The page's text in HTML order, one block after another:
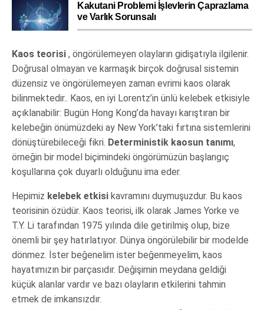
Kakutani Problemi İşlevlerin Çaprazlama
ve Varlık Sorunsalı
Kaos teorisi , öngörülemeyen olayların gidişatıyla ilgilenir.
Doğrusal olmayan ve karmaşık birçok doğrusal sistemin
düzensiz ve öngörülemeyen zaman evrimi kaos olarak
bilinmektedir.. Kaos, en iyi Lorentz’in ünlü kelebek etkisiyle
açıklanabilir: Bugün Hong Kong’da havayı karıştıran bir
kelebeğin önümüzdeki ay New York’taki fırtına sistemlerini
dönüştürebileceği fikri. Deterministik kaosun tanımı,
örneğin bir model biçimindeki öngörümüzün başlangıç
koşullarına çok duyarlı olduğunu ima eder.
Hepimiz kelebek etkisi kavramını duymuşuzdur. Bu kaos
teorisinin özüdür. Kaos teorisi, ilk olarak James Yorke ve
T.Y. Li tarafından 1975 yılında dile getirilmiş olup, bize
önemli bir şey hatırlatıyor. Dünya öngörülebilir bir modelde
dönmez. İster beğenelim ister beğenmeyelim, kaos
hayatımızın bir parçasıdır. Değişimin meydana geldiği
küçük alanlar vardır ve bazı olayların etkilerini tahmin
etmek de imkansızdır.